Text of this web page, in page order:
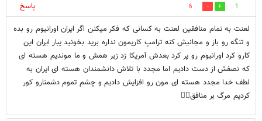
🇮🇷🇮🇷🇮🇷🇮
1
6
پاسخ
لعنت به تمام منافقین لعنت به کسانی که فکر میکنن اگر ایران اورانیوم رو بده
و تنگه رو باز و مجانیش کنه ترامپ کاریمون نداره برید بخونید یبار ایران این
کارو کرد اورانیوم رو پر کرد بعدش آمریکا زد زیر همش و ما موندیم هسته ای
که نصفش از دست دادیم اما مجدد با تلاش دانشمندان هسته ای ایران به
لطف خدا مجدد هسته ای مون رو افزایش دادیم و چشم تموم دشمنارو کور
کردیم مرگ بر منافق✊🏻